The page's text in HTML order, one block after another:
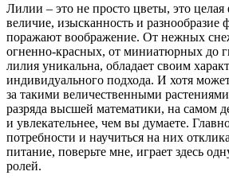
Лилии – это не просто цветы, это
величие, изысканность и разнообразие
поражают воображение. От нежных
огненно-красных, от миниатюрных до
лилия уникальна, обладает своим
индивидуального подхода. И хотя
за такими величественными
разряда высшей математики, на самом
и увлекательнее, чем вы думаете.
потребности и научиться на них
питание, поверьте мне, играет здесь
ролей.